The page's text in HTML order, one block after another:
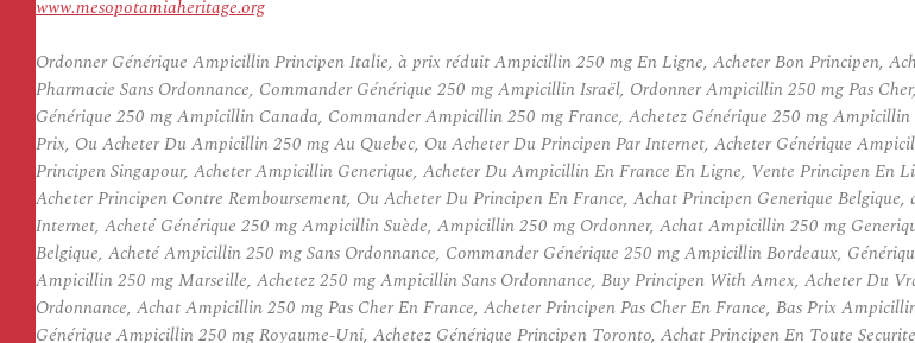
www.mesopotamiaheritage.org
Ordonner Générique Ampicillin Principen Italie, à prix réduit Ampicillin 250 mg En Ligne, Acheter Bon Principen,
Pharmacie Sans Ordonnance, Commander Générique 250 mg Ampicillin Israël, Ordonner Ampicillin 250 mg Pas
Générique 250 mg Ampicillin Canada, Commander Ampicillin 250 mg France, Achetez Générique 250 mg
Prix, Ou Acheter Du Ampicillin 250 mg Au Quebec, Ou Acheter Du Principen Par Internet, Acheter Générique
Principen Singapour, Acheter Ampicillin Generique, Acheter Du Ampicillin En France En Ligne, Vente Principen En
Acheter Principen Contre Remboursement, Ou Acheter Du Principen En France, Achat Principen Generique
Internet, Acheté Générique 250 mg Ampicillin Suède, Ampicillin 250 mg Ordonner, Achat Ampicillin 250 mg
Belgique, Acheté Ampicillin 250 mg Sans Ordonnance, Commander Générique 250 mg Ampicillin Bordeaux,
Ampicillin 250 mg Marseille, Achetez 250 mg Ampicillin Sans Ordonnance, Buy Principen With Amex, Acheter Du
Ordonnance, Achat Ampicillin 250 mg Pas Cher En France, Acheter Principen Pas Cher En France, Bas Prix
Générique Ampicillin 250 mg Royaume-Uni, Achetez Générique Principen Toronto, Achat Principen En Toute